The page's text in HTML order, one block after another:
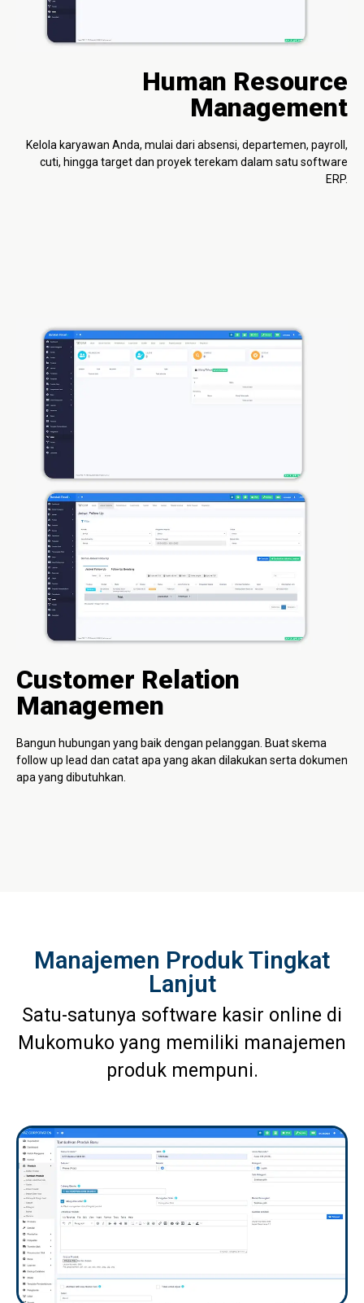
Human Resource
Management
Kelola karyawan Anda, mulai dari absensi, departemen, payroll,
cuti, hingga target dan proyek terekam dalam satu software
ERP.
Customer Relation
Managemen
Bangun hubungan yang baik dengan pelanggan. Buat skema
follow up lead dan catat apa yang akan dilakukan serta dokumen
apa yang dibutuhkan.
Manajemen Produk Tingkat
Lanjut
Satu-satunya software kasir online di
Mukomuko yang memiliki manajemen
produk mempuni.